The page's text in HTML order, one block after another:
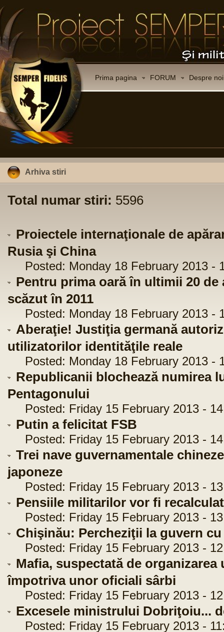
Prima pagina FORUM Despre noi
Arhiva stiri
Total numar stiri: 5596
Proiectele internaţionale de
Rusia şi China
Posted: Monday 18 February 2013 -
Pentru prima oară în ultimii 20 de
scăzut în 2011
Posted: Monday 18 February 2013 -
Aberaţie! Justiţia germană
utilizatorilor identităţile reale
Posted: Monday 18 February 2013 -
Republicanii blochează numirea
Pentagonului
Posted: Friday 15 February 2013 -
Putin a felicitat FSB
Posted: Friday 15 February 2013 -
Trei nave guvernamentale
japoneze
Posted: Friday 15 February 2013 -
Pensiile militarilor vor fi
Posted: Friday 15 February 2013 -
Chişinău: Percheziţii la guvern
Posted: Friday 15 February 2013 -
Mafia, suspectată de organizarea
împotriva unor oficiali sârbi
Posted: Friday 15 February 2013 -
Excesele ministrului Dobriţoiu...
Posted: Friday 15 February 2013 -